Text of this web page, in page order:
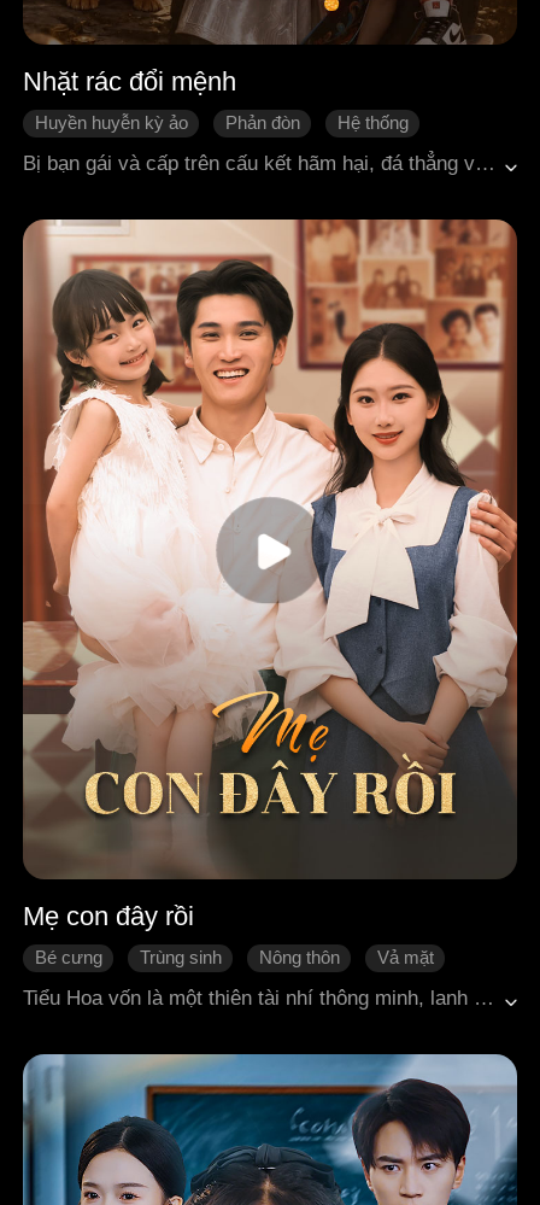
Nhặt rác đổi mệnh
Huyền huyễn kỳ ảo Phản đòn
Hệ thống
Lật ngược tình thế
Quá trình thay đổi của nhân vật
Bị bạn gái và cấp trên cấu kết hãm hại, đá thẳng vào thùng rác, nhưng chính trong đống phế liệu ấy, anh lại nhặt được một suất biên chế trên Thiên Đình. Là người mang chín kiếp người lương thiện, anh trái mệnh trời thay đổi số phận, từ đó đến cả thần tiên cũng phải cầu xin anh tới thu gom rác. Một mảnh ngọc tàn khiến các gia tộc hào môn nơi phàm giới tranh giành đến phát cuồng; hai sợi lông khỉ của Tề Thiên Đại Thánh khiến đôi cẩu nam nữ thân bại danh liệt ngay trước đám đông. Phó hội trưởng Liên minh Cổ Võ đích thân tới cửa mời anh xuất sơn, gia tộc hàng đầu của đảo quốc cũng bị anh dùng chiếc ná cũ kỹ bắn cho tan tác. Diệt Ma tộc, se duyên định mệnh, được Ngọc Hoàng đích thân triệu kiến. Từ một kẻ nhặt ve chai trong thùng rác đến tận Lăng Tiêu Bảo Điện, người thu mua phế liệu năm nào đã trở thành tồn tại mà cả Tam Giới không ai dám chọc vào.
Mẹ con đây rồi
Bé cưng Trùng sinh Nông thôn
Vả mặt
Tình yêu thập niên xưa
Tiểu Hoa vốn là một thiên tài nhí thông minh, lanh lợi, sống nương tựa với người mẹ có ngoại hình xấu xí nên bị chồng chán ghét ruồng bỏ. Cha cô là một kẻ tham lam hai lòng, vừa chung sống với mẹ cô, vừa dắt theo tình nhân Kiều Mạn và con gái riêng của ả, tận hưởng cuộc sống xa hoa. Trong khi đó, mẹ con Tiểu Hoa lại bị bỏ rơi, sống trong cảnh khốn cùng, bị xem như không tồn tại. Sau khi mẹ cô Cố Uyển qua đời, Tiểu Hoa mặc đồ tang, đội khăn trắng, một mình xông vào đám cưới của cha ruột và Kiều Mạn. Trong lúc giằng co, cô bị đẩy ngã, đập đầu chảy máu mà chết trong uất ức. Không ngờ, cô lại được sống lại trở về một năm trước, khi mẹ vẫn còn sống! Lần này, Tiểu Hoa quyết không để bi kịch tái diễn. Dựa vào trí tuệ phi phàm của mình, cô giúp mẹ vượt qua nguy hiểm cận kề cái chết, chữa lành gương mặt dị dạng, khiến mẹ sáng suốt nhận ra bản chất gã đàn ông tồi tệ kia và dứt khoát ly hôn.Từ một người phụ nữ bị ruồng bỏ, mẹ cô dựa vào năng lực và sự giúp đỡ của con gái, vươn lên trở thành nữ tỉ phú số một toàn quốc oanh liệt phản công, khiến tất cả những kẻ từng khinh thường phải cúi đầu!